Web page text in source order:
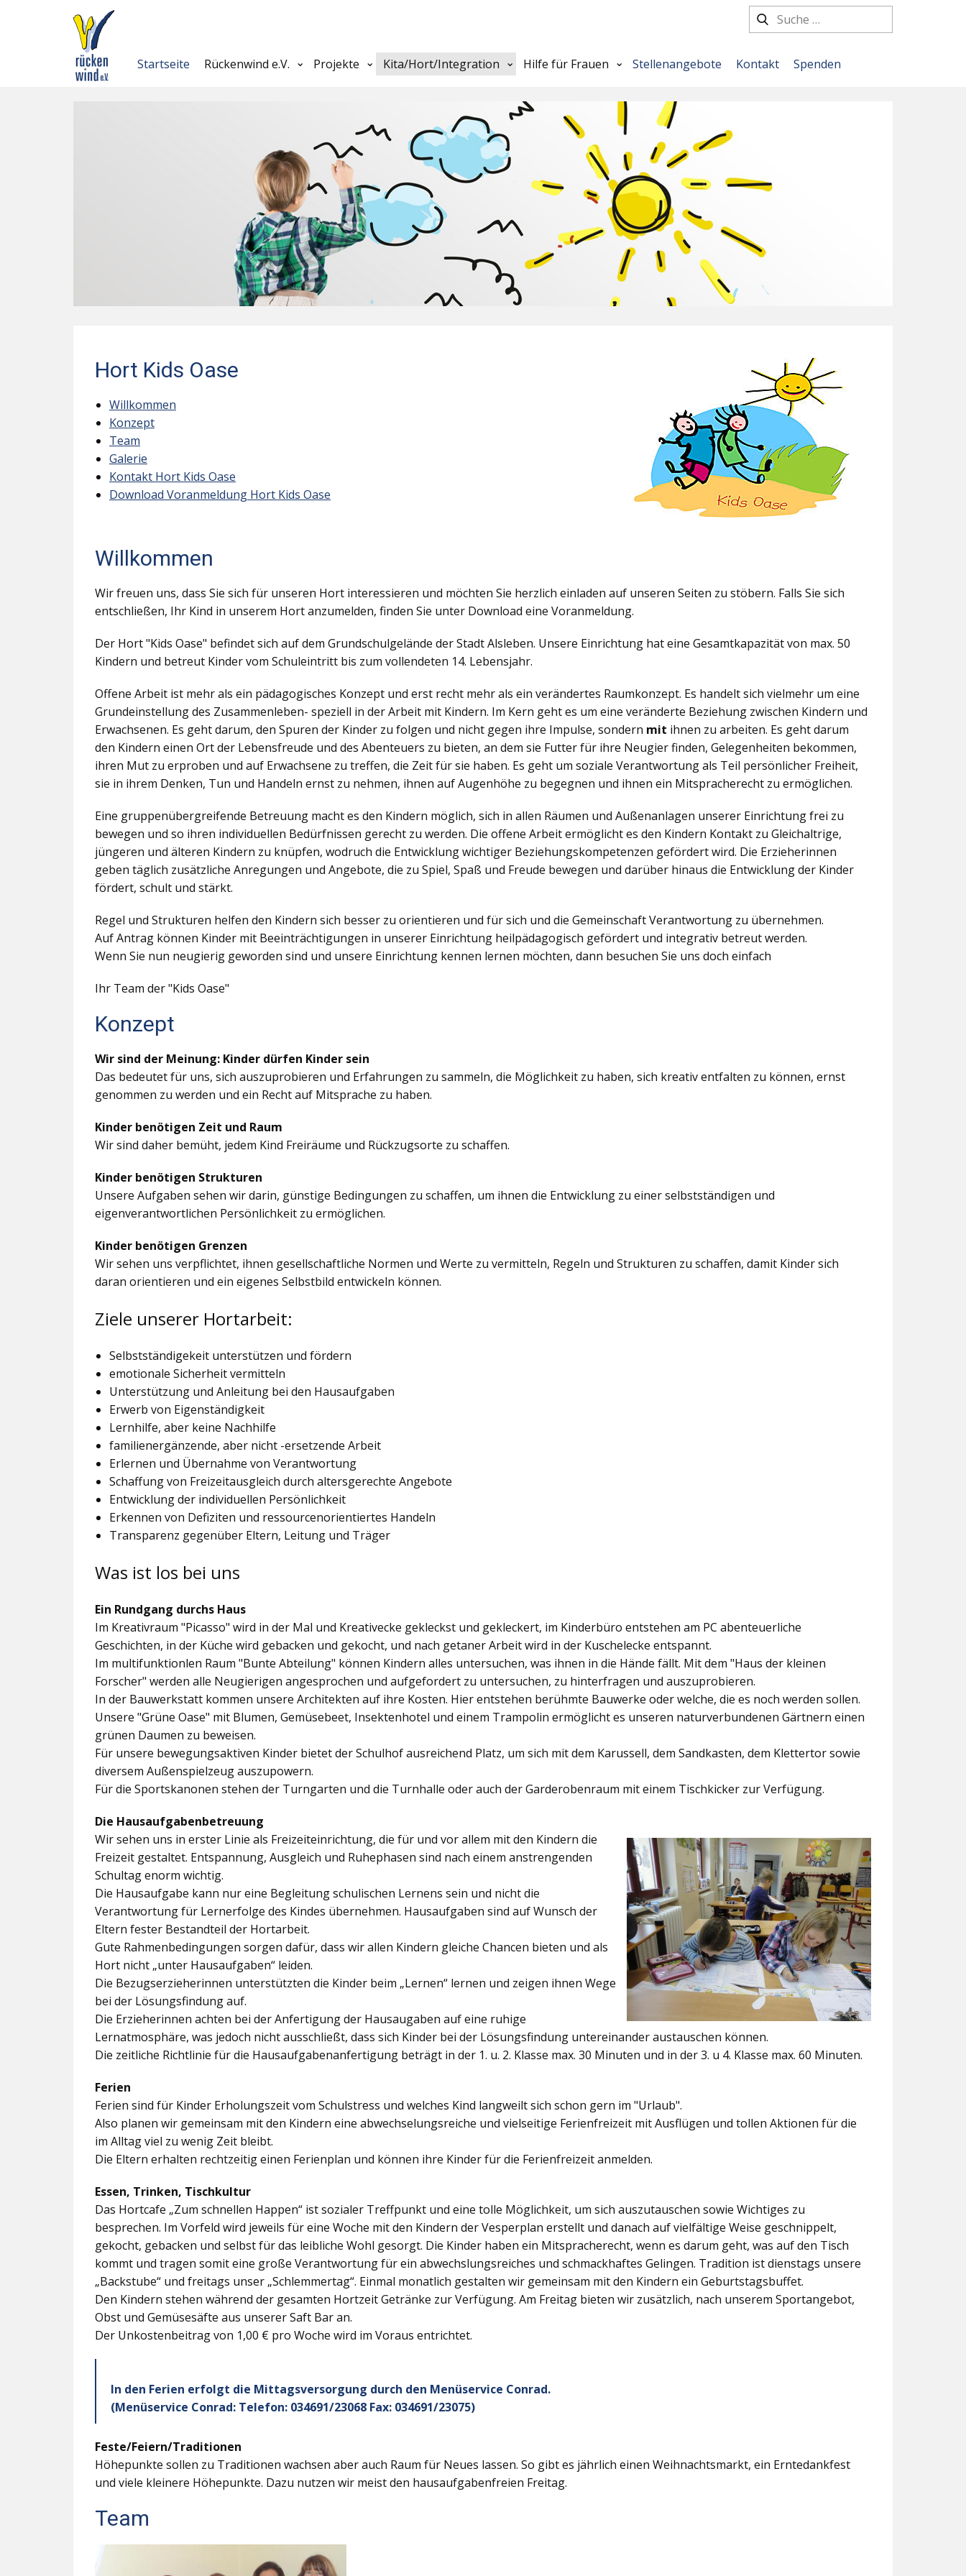
Startseite Rückenwind e.V. Projekte Kita/Hort/Integration Hilfe für Frauen Stellenangebote Kontakt Spenden
Hort Kids Oase
Willkommen
Konzept
Team
Galerie
Kontakt Hort Kids Oase
Download Voranmeldung Hort Kids Oase
Willkommen
Wir freuen uns, dass Sie sich für unseren Hort interessieren und möchten Sie herzlich einladen auf unseren Seiten zu stöbern. Falls Sie sich
entschließen, Ihr Kind in unserem Hort anzumelden, finden Sie unter Download eine Voranmeldung.
Der Hort "Kids Oase" befindet sich auf dem Grundschulgelände der Stadt Alsleben. Unsere Einrichtung hat eine Gesamtkapazität von max. 50
Kindern und betreut Kinder vom Schuleintritt bis zum vollendeten 14. Lebensjahr.
Offene Arbeit ist mehr als ein pädagogisches Konzept und erst recht mehr als ein verändertes Raumkonzept. Es handelt sich vielmehr um eine
Grundeinstellung des Zusammenleben- speziell in der Arbeit mit Kindern. Im Kern geht es um eine veränderte Beziehung zwischen Kindern und
Erwachsenen. Es geht darum, den Spuren der Kinder zu folgen und nicht gegen ihre Impulse, sondern mit ihnen zu arbeiten. Es geht darum
den Kindern einen Ort der Lebensfreude und des Abenteuers zu bieten, an dem sie Futter für ihre Neugier finden, Gelegenheiten bekommen,
ihren Mut zu erproben und auf Erwachsene zu treffen, die Zeit für sie haben. Es geht um soziale Verantwortung als Teil persönlicher Freiheit,
sie in ihrem Denken, Tun und Handeln ernst zu nehmen, ihnen auf Augenhöhe zu begegnen und ihnen ein Mitspracherecht zu ermöglichen.
Eine gruppenübergreifende Betreuung macht es den Kindern möglich, sich in allen Räumen und Außenanlagen unserer Einrichtung frei zu
bewegen und so ihren individuellen Bedürfnissen gerecht zu werden. Die offene Arbeit ermöglicht es den Kindern Kontakt zu Gleichaltrige,
jüngeren und älteren Kindern zu knüpfen, wodruch die Entwicklung wichtiger Beziehungskompetenzen gefördert wird. Die Erzieherinnen
geben täglich zusätzliche Anregungen und Angebote, die zu Spiel, Spaß und Freude bewegen und darüber hinaus die Entwicklung der Kinder
fördert, schult und stärkt.
Regel und Strukturen helfen den Kindern sich besser zu orientieren und für sich und die Gemeinschaft Verantwortung zu übernehmen.
Auf Antrag können Kinder mit Beeinträchtigungen in unserer Einrichtung heilpädagogisch gefördert und integrativ betreut werden.
Wenn Sie nun neugierig geworden sind und unsere Einrichtung kennen lernen möchten, dann besuchen Sie uns doch einfach
Ihr Team der "Kids Oase"
Konzept
Wir sind der Meinung: Kinder dürfen Kinder sein
Das bedeutet für uns, sich auszuprobieren und Erfahrungen zu sammeln, die Möglichkeit zu haben, sich kreativ entfalten zu können, ernst
genommen zu werden und ein Recht auf Mitsprache zu haben.
Kinder benötigen Zeit und Raum
Wir sind daher bemüht, jedem Kind Freiräume und Rückzugsorte zu schaffen.
Kinder benötigen Strukturen
Unsere Aufgaben sehen wir darin, günstige Bedingungen zu schaffen, um ihnen die Entwicklung zu einer selbstständigen und
eigenverantwortlichen Persönlichkeit zu ermöglichen.
Kinder benötigen Grenzen
Wir sehen uns verpflichtet, ihnen gesellschaftliche Normen und Werte zu vermitteln, Regeln und Strukturen zu schaffen, damit Kinder sich
daran orientieren und ein eigenes Selbstbild entwickeln können.
Ziele unserer Hortarbeit:
Selbstständigekeit unterstützen und fördern
emotionale Sicherheit vermitteln
Unterstützung und Anleitung bei den Hausaufgaben
Erwerb von Eigenständigkeit
Lernhilfe, aber keine Nachhilfe
familienergänzende, aber nicht -ersetzende Arbeit
Erlernen und Übernahme von Verantwortung
Schaffung von Freizeitausgleich durch altersgerechte Angebote
Entwicklung der individuellen Persönlichkeit
Erkennen von Defiziten und ressourcenorientiertes Handeln
Transparenz gegenüber Eltern, Leitung und Träger
Was ist los bei uns
Ein Rundgang durchs Haus
Im Kreativraum "Picasso" wird in der Mal und Kreativecke gekleckst und gekleckert, im Kinderbüro entstehen am PC abenteuerliche
Geschichten, in der Küche wird gebacken und gekocht, und nach getaner Arbeit wird in der Kuschelecke entspannt.
Im multifunktionlen Raum "Bunte Abteilung" können Kindern alles untersuchen, was ihnen in die Hände fällt. Mit dem "Haus der kleinen
Forscher" werden alle Neugierigen angesprochen und aufgefordert zu untersuchen, zu hinterfragen und auszuprobieren.
In der Bauwerkstatt kommen unsere Architekten auf ihre Kosten. Hier entstehen berühmte Bauwerke oder welche, die es noch werden sollen.
Unsere "Grüne Oase" mit Blumen, Gemüsebeet, Insektenhotel und einem Trampolin ermöglicht es unseren naturverbundenen Gärtnern einen
grünen Daumen zu beweisen.
Für unsere bewegungsaktiven Kinder bietet derSchulhofausreichend Platz, um sich mit dem Karussell, dem Sandkasten, dem Klettertor sowie
diversem Außenspielzeug auszupowern.
Für die Sportskanonen stehen der Turngarten und die Turnhalle oder auch derGarderobenraum mit einem Tischkicker zur Verfügung.
Die Hausaufgabenbetreuung
Wir sehen uns in erster Linie als Freizeiteinrichtung, die für und vor allem mit den Kindern die
Freizeit gestaltet. Entspannung, Ausgleich und Ruhephasen sind nach einem anstrengenden
Schultag enorm wichtig.
Die Hausaufgabe kann nur eine Begleitung schulischen Lernens sein und nicht die
Verantwortung für Lernerfolge des Kindes übernehmen. Hausaufgaben sind auf Wunsch der
Eltern fester Bestandteil der Hortarbeit.
Gute Rahmenbedingungen sorgen dafür, dass wir allen Kindern gleiche Chancen bieten und als
Hort nicht „unter Hausaufgaben“ leiden.
Die Bezugserzieherinnen unterstützten die Kinder beim „Lernen“ lernen und zeigen ihnen Wege
bei der Lösungsfindung auf.
Die Erzieherinnen achten bei der Anfertigung der Hausaugaben auf eine ruhige
Lernatmosphäre, was jedoch nicht ausschließt, dass sich Kinder bei der Lösungsfindung untereinander austauschen können.
Die zeitliche Richtlinie für die Hausaufgabenanfertigung beträgt in der 1. u. 2. Klasse max. 30 Minuten und in der 3. u 4. Klasse max. 60 Minuten.
Ferien
Ferien sind für Kinder Erholungszeit vom Schulstress und welches Kind langweilt sich schon gern im "Urlaub".
Also planen wir gemeinsam mit den Kindern eine abwechselungsreiche und vielseitige Ferienfreizeit mit Ausflügen und tollen Aktionen für die
im Alltag viel zu wenig Zeit bleibt.
Die Eltern erhalten rechtzeitig einen Ferienplan und können ihre Kinder für die Ferienfreizeit anmelden.
Essen, Trinken, Tischkultur
Das Hortcafe „Zum schnellen Happen“ ist sozialer Treffpunkt und eine tolle Möglichkeit, um sich auszutauschen sowie Wichtiges zu
besprechen. Im Vorfeld wird jeweils für eine Woche mit den Kindern der Vesperplan erstellt und danach auf vielfältige Weise geschnippelt,
gekocht, gebacken und selbst für das leibliche Wohl gesorgt. Die Kinder haben ein Mitspracherecht, wenn es darum geht, was auf den Tisch
kommt und tragen somit eine große Verantwortung für ein abwechslungsreiches und schmackhaftes Gelingen. Tradition ist dienstags unsere
„Backstube“ und freitags unser „Schlemmertag“. Einmal monatlich gestalten wir gemeinsam mit den Kindern ein Geburtstagsbuffet.
Den Kindern stehen während der gesamten Hortzeit Getränke zur Verfügung. Am Freitag bieten wir zusätzlich, nach unserem Sportangebot,
Obst und Gemüsesäfte aus unserer Saft Bar an.
Der Unkostenbeitrag von 1,00 € pro Woche wird im Voraus entrichtet.
In den Ferien erfolgt die Mittagsversorgung durch den Menüservice Conrad.
(Menüservice Conrad: Telefon: 034691/23068 Fax: 034691/23075)
Feste/Feiern/Traditionen
Höhepunkte sollen zu Traditionen wachsen aber auch Raum für Neues lassen. So gibt es jährlich einen Weihnachtsmarkt, ein Erntedankfest
und viele kleinere Höhepunkte. Dazu nutzen wir meist den hausaufgabenfreien Freitag.
Team